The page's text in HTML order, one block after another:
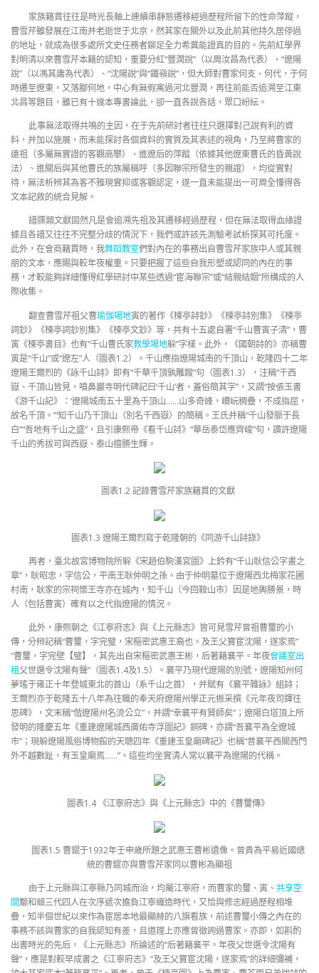
家族籍貫往往是時光長軸上連續串靜態遷移經過歷程所留下的性命萍蹤，
曹雪芹雖發展在江南并老逝世于北京，然其家在關外以及此前其他持久居停過
的地址，就成為很多處所文史任務者鉚足全力希冀能證真的目的。先前紅學界
對明清以來曹雪芹本籍的認知，重要分紅“豐潤說”（以周汝昌為代表）、“遼陽
說”（以馮其庸為代表）、“沈陽說”與“鐵嶺說”，但大師對曹家何支、何代，于何
時遷至遼東，又落腳何地，中心有無假寓過河北豐潤，再往前能否追溯至江東
北昌等題目，雖已有十幾本專書論此，卻一直各說各話，眾口紛紜。
此事無法取得共鳴的主因，在于先前研討者往往只選擇對己說有利的資
料，并加以施展，而未能探討各個資料的實質及其表述的視角，乃至將曹家的
遠祖（多屬無實證的客觀高攀）、進遼后的萍蹤（依據其他遼東曹氏的昏黃說
法）、進關后與其他曹氏的族屬稱呼（多因聯宗所發生的親誼），均從實對
待，無法析辨其為客不雅現實抑或客觀認定，遂一直未能提出一可周全懂得各
文本記敘的統合見解。
譜牒類文獻固然凡是會追溯先祖及其遷移經過歷程，但在無法取得血緣證
據且各譜又往往不完整分歧的情況下，我們或許該先測驗考試析探其可托度。
此外，在會商籍貫時，我舞蹈教室們對內在的事務出自曹雪芹家族中人或其親
朋的文本，應賜與較年夜權重。只要把握了這些自我形塑或認同的內在的事
務，才較能夠詳細懂得紅學研討中某些透過“宦海聯宗”或“結親結姻”所構成的人
際收集。
翻查曹雪芹祖父曹瑜伽場地寅的著作《楝亭詩鈔》《楝亭詩別集》《楝亭
詞鈔》《楝亭詞鈔別集》《楝亭文鈔》等，共有十五處自署“千山曹寅子清”，曹
寅《楝亭書目》也有“千山曹氏家教學場地躲”字樣。此外，《國朝詩的》亦稱曹
寅是“千山”或“遼左”人（圖表1.2）。千山應指遼陽城南的千頂山，乾隆四十二年
遼陽王爾烈的《詠千山詩》即有“千華千頂孰雕鎪”句（圖表1.3），注稱“千西
嶽、千頂山皆見，噴鼻巖寺明代碑記曰‘千山’者，蓋俗簡其字”，又謂“按張玉書
《游千山記》：‘遼陽城南五十里為千頂山……山多奇峰，巑岏稠疊，不成指屈，
故名千頂。’”知千山乃千頂山（別名千西嶽）的簡稱。王氏并稱“千山發脈于長
白”“吾地有千山之盛”，且引康熙帝《看千山詩》“華岳泰岱應齊峻”句，讚許遼陽
千山的秀拔可與西嶽、泰山擅勝生輝。
圖表1.2 記錄曹雪芹家族籍貫的文獻
圖表1.3 遼陽王爾烈寫于乾隆朝的《同游千山詩錄》
再者，臺北故宮博物院所躲《宋趙伯駒漢宮圖》上鈐有“千山耿信公字畫之
章”，耿昭忠，字信公，平南王耿仲明之孫。由于仲明墓位于遼陽西北梅家花圃
村南，耿家的宗祠懷王寺亦在城內，知千山（今回鞍山市）因是地輿勝景，時
人（包括曹寅）確有以之代指遼陽的情況。
此外，康熙朝之《江寧府志》與《上元縣志》皆可見雪芹曾祖曹璽的小
傳，分辨記稱“曹璽，字完璧，宋樞密武惠王裔也。及王父寶宦沈陽，遂家焉”
“曹璽，字完壁【璧】，其先出自宋樞密武惠王彬，后著籍襄平。年夜會議室出
租父世選令沈陽有聲”（圖表1.4及1.5）。襄平乃現代遼陽的別號，遼陽知州何
夢瑤于雍正十年登城東北的首山（系千山之首），并賦有《襄平雜詠》組詩；
王爾烈亦于乾隆五十八年為往職的奉天府遼陽州學正元振采撰《元年夜司鐸往
思碑》，文末稱“偕遼陽州名流公立”，并謂“幸襄平有賢師矣”；遼陽白塔頂上所
發明的隆慶五年《重建遼陽城西廣佑寺浮圖記》銅碑，亦謂“吾襄平為全遼城
市”；現躲遼陽風俗博物館的天聰四年《重建玉皇廟碑記》也稱“昔襄平西關西門
外不越數趾，有玉皇廟焉……”。這些均坐實清人常以襄平為遼陽的代稱。
圖表1.4 《江寧府志》與《上元縣志》中的《曹璽傳》
圖表1.5 曹錕于1932年壬申歲所題之武惠王曹彬遺像。曾貴為平易近國總
統的曹錕亦與曹雪芹家同以曹彬為顯祖
由于上元縣與江寧縣乃同城而治，均屬江寧府，而曹家的璽、寅、 共享空
間颙和頫三代四人在次序遞次擔負江寧織造時代，又恰與修志經過歷程相堆
疊，知半個世紀以來作為宦居本地最顯赫的八旗看族，前述曹璽小傳之內在的
事務不該與曹家的自我認知有差，且道理上亦應曾徵詢過曹家。亦即，如斟酌
出書時光的先后，《上元縣志》所論述的“后著籍襄平。年夜父世選令沈陽有
聲”，應是對較早成書之《江寧府志》“及王父寶宦沈陽，遂家焉”的詳細彌補，